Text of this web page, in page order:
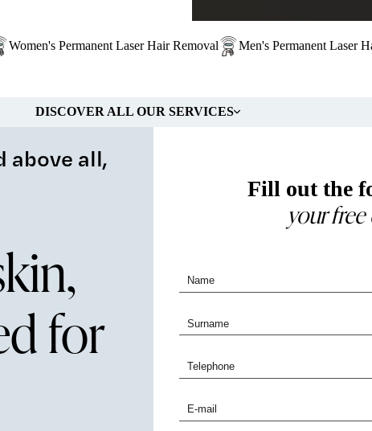
Women's Permanent Laser Hair Removal Men's Permanent Laser
DISCOVER ALL OUR SERVICES
above all,
for
Fill out the
your